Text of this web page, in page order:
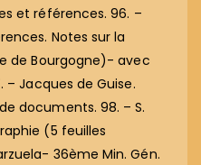
et références. 96. –
Notes sur la
de Bourgogne)- avec
Jacques de Guise.
documents. 98. – S.
(5 feuilles
36ème Min. Gén.